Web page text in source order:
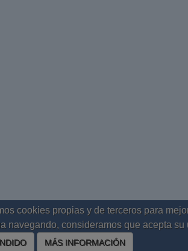
cookies propias y de terceros para
navegando, consideramos que acepta su
MÁS INFORMACIÓN